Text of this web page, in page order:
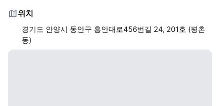
위치
경기도 안양시 동안구 흥안대로456번길 24, 201호 (평촌
동)